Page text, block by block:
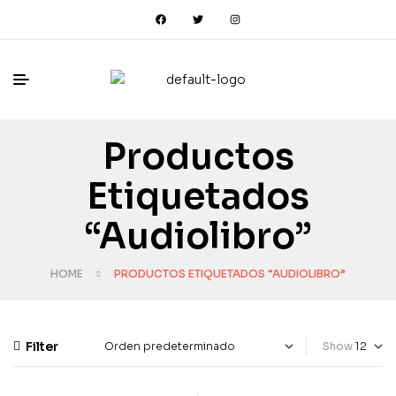
Productos
Etiquetados
“Audiolibro”
HOME PRODUCTOS ETIQUETADOS “AUDIOLIBRO”
Filter Show